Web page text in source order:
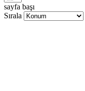
sayfa başı
Sırala